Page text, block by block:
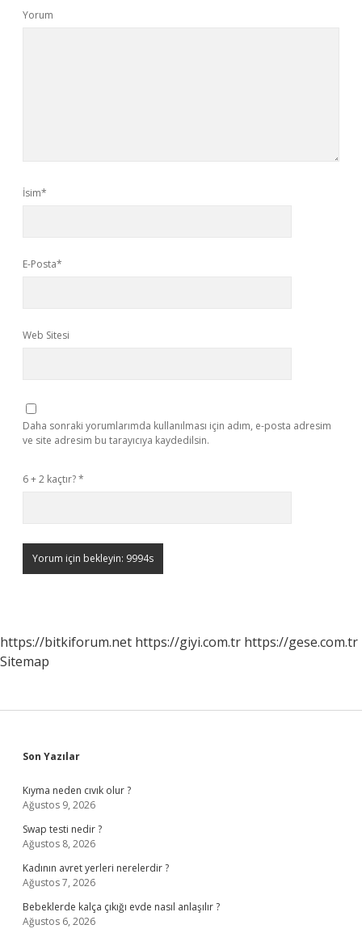
Yorum
İsim*
E-Posta*
Web Sitesi
Daha sonraki yorumlarımda kullanılması için adım, e-posta adresim
ve site adresim bu tarayıcıya kaydedilsin.
6 + 2 kaçtır?*
https://bitkiforum.net https://giyi.com.tr https://gese.com.tr
Sitemap
Sidebar
Son Yazılar
Kıyma neden cıvık olur ?
Ağustos 9, 2026
Swap testi nedir ?
Ağustos 8, 2026
Kadının avret yerleri nerelerdir ?
Ağustos 7, 2026
Bebeklerde kalça çıkığı evde nasıl anlaşılır ?
Ağustos 6, 2026